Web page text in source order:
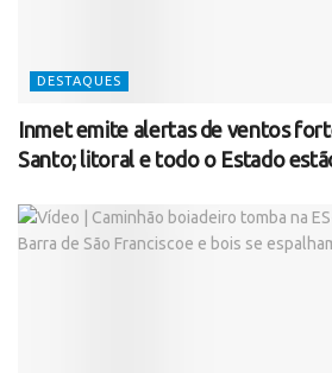
DESTAQUES
Inmet emite alertas de ventos
Santo; litoral e todo o Estado